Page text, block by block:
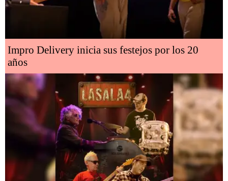
Impro Delivery inicia sus festejos por los 20
años